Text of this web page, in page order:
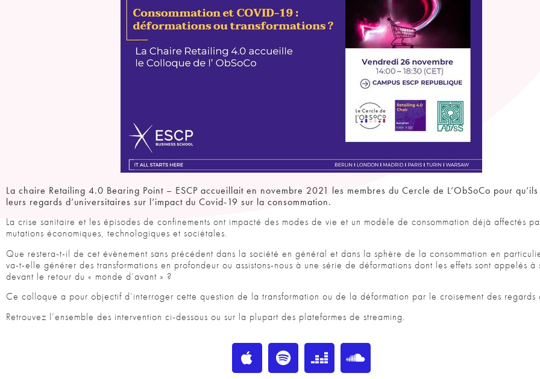
La chaire Retailing 4.0 Bearing Point – ESCP accueillait en novembre 2021 les membres du Cercle de L’ObSoCo pour
leurs regards d’universitaires sur l’impact du Covid-19 sur la consommation.
La crise sanitaire et les épisodes de confinements ont impacté des modes de vie et un modèle de consommation déjà affectés
mutations économiques, technologiques et sociétales.
Que restera-t-il de cet évènement sans précédent dans la société en général et dans la sphère de la consommation en
va-t-elle générer des transformations en profondeur ou assistons-nous à une série de déformations dont les effets sont appelés à
devant le retour du « monde d’avant » ?
Ce colloque a pour objectif d’interroger cette question de la transformation ou de la déformation par le croisement des regards
Retrouvez l’ensemble des intervention ci-dessous ou sur la plupart des plateformes de streaming.